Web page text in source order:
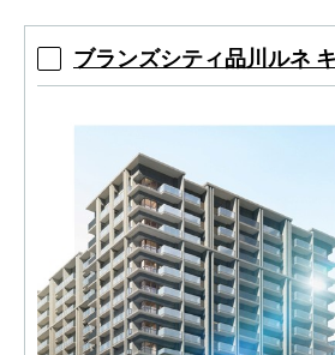
ブランズシティ品川ルネ